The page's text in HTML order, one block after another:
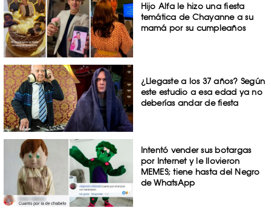
Hijo Alfa le hizo una fiesta
temática de Chayanne a su
mamá por su cumpleaños
¿Llegaste a los 37 años? Según
este estudio a esa edad ya no
deberías andar de fiesta
Intentó vender sus botargas
por Internet y le llovieron
MEMES; tiene hasta del Negro
de WhatsApp